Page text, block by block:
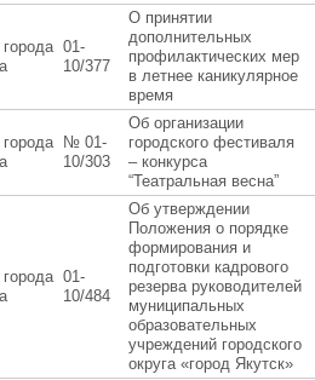
01-
10/377
О принятии
дополнительных
профилактических мер
в летнее каникулярное
время
№ 01-
10/303
Об организации
городского фестиваля
– конкурса
“Театральная весна”
01-
10/484
Об утверждении
Положения о порядке
формирования и
подготовки кадрового
резерва руководителей
муниципальных
образовательных
учреждений городского
округа «город Якутск»